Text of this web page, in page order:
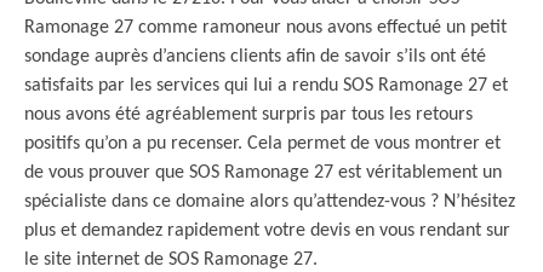
Ramonage 27 comme ramoneur nous avons effectué un petit
sondage auprès d’anciens clients afin de savoir s’ils ont été
satisfaits par les services qui lui a rendu SOS Ramonage 27 et
nous avons été agréablement surpris par tous les retours
positifs qu’on a pu recenser. Cela permet de vous montrer et
de vous prouver que SOS Ramonage 27 est véritablement un
spécialiste dans ce domaine alors qu’attendez-vous ? N’hésitez
plus et demandez rapidement votre devis en vous rendant sur
le site internet de SOS Ramonage 27.